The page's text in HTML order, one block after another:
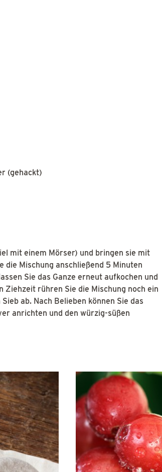
(gehackt)
mit einem Mörser) und bringen sie mit
die Mischung anschließend 5 Minuten
Sie das Ganze erneut aufkochen und
Ziehzeit rühren Sie die Mischung noch ein
ab. Nach Belieben können Sie das
anrichten und den würzig-süßen